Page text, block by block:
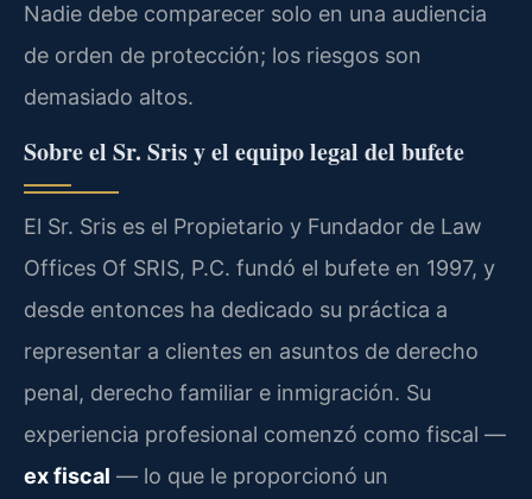
Nadie debe comparecer solo en una audiencia
de orden de protección; los riesgos son
demasiado altos.
Sobre el Sr. Sris y el equipo legal del bufete
El Sr. Sris es el Propietario y Fundador de Law
Offices Of SRIS, P.C. fundó el bufete en 1997, y
desde entonces ha dedicado su práctica a
representar a clientes en asuntos de derecho
penal, derecho familiar e inmigración. Su
experiencia profesional comenzó como fiscal —
ex fiscal — lo que le proporcionó un